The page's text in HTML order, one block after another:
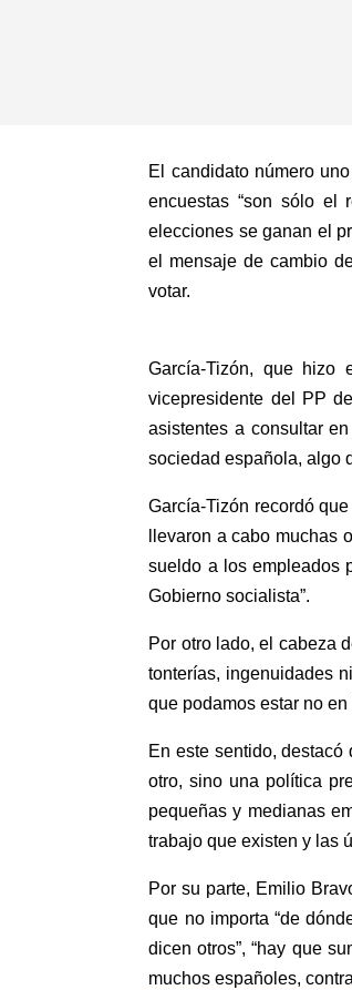
El candidato número
encuestas “son sólo el
elecciones se ganan el
el mensaje de cambio
votar.
García-Tizón, que hizo
vicepresidente del PP
asistentes a consultar
sociedad española, algo
García-Tizón recordó
llevaron a cabo muchas
sueldo a los empleados
Gobierno socialista”.
Por otro lado, el cabeza
tonterías, ingenuidades
que podamos estar no
En este sentido,
otro, sino una política
pequeñas y medianas
trabajo que existen y las
Por su parte, Emilio
que no importa “de
dicen otros”, “hay que
muchos españoles,